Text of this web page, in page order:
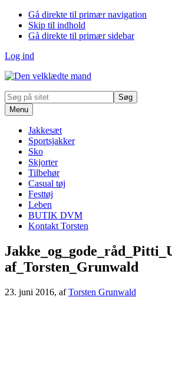
Gå direkte til primær navigation
Skip til indhold
Gå direkte til primær sidebar
Log ind
Søg
på
sitet
Menu
Jakkesæt
Sportsjakker
Sko
Skjorter
Tilbehør
Casual tøj
Festtøj
Leben
BUTIK DVM
Kontakt Torsten
af_Torsten_Grunwald
23. juni 2016, afTorsten Grunwald